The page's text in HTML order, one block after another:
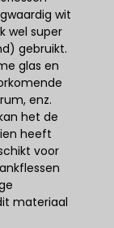
wit
wel super
gebruikt.
glas en
enz.
het de
heeft
voor
materiaal